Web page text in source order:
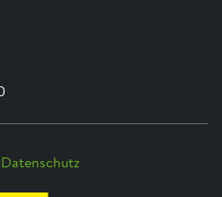
Datenschutz